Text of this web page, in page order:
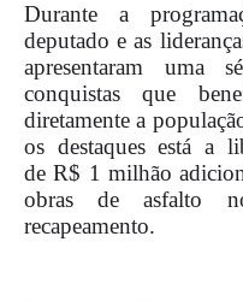
Durante a
deputado e as
apresentaram uma
conquistas que
diretamente a
os destaques está a
de R$ 1 milhão
obras de asfalto
recapeamento.